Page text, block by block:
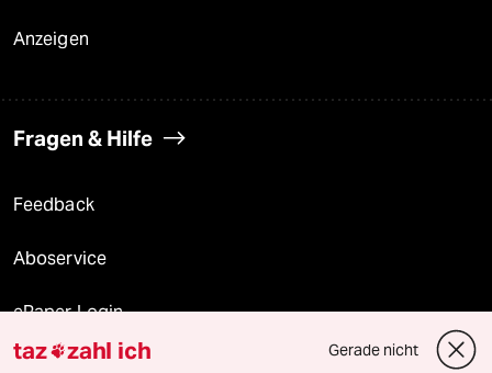
Anzeigen
Fragen & Hilfe
Feedback
Aboservice
ePaper Login
Downloads für Abonnierende
taz zahl ich Gerade nicht